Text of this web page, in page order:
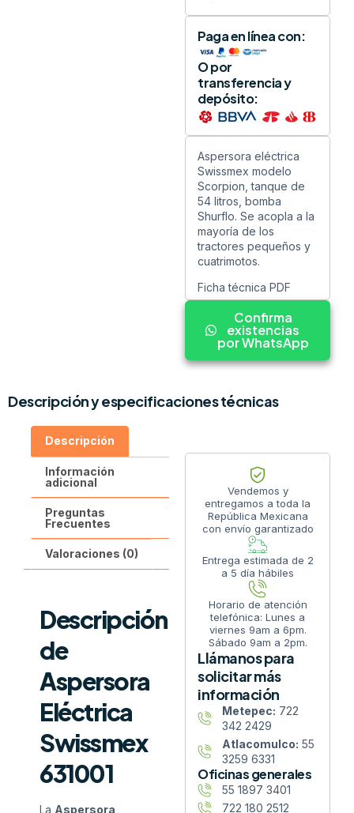
Paga en línea con:
O por
transferencia y
depósito:
Aspersora eléctrica
Swissmex modelo
Scorpion, tanque de
54 litros, bomba
Shurflo. Se acopla a la
mayoría de los
tractores pequeños y
cuatrimotos.
Ficha técnica PDF
Confirma
existencias
por WhatsApp
Descripción y especificaciones técnicas
Descripción
Información
adicional
Preguntas
Frecuentes
Valoraciones (0)
Descripción
de
Aspersora
Eléctrica
Swissmex
631001
La Aspersora
Vendemos y
entregamos a toda la
República Mexicana
con envío garantizado
Entrega estimada de 2
a 5 día hábiles
Horario de atención
telefónica: Lunes a
viernes 9am a 6pm.
Sábado 9am a 2pm.
Llámanos para
solicitar más
información
Metepec: 722
342 2429
Atlacomulco: 55
3259 6331
Oficinas generales
55 1897 3401
722 180 2512